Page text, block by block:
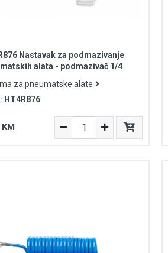
Nastavak za podmazivanje
alata - podmazivač 1/4
za pneumatske alate
HT4R876